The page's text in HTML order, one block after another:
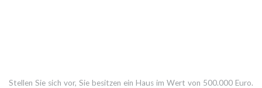
Stellen Sie sich vor, Sie besitzen ein Haus im Wert von 500.000 Euro.